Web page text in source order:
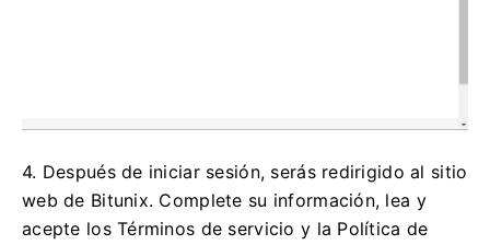
4. Después de iniciar sesión, serás redirigido al sitio
web de Bitunix. Complete su información, lea y
acepte los Términos de servicio y la Política de